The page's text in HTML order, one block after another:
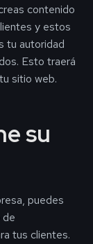
contenido
y estos
tu autoridad
Esto traerá
sitio web.
su
puedes
de
tus clientes.